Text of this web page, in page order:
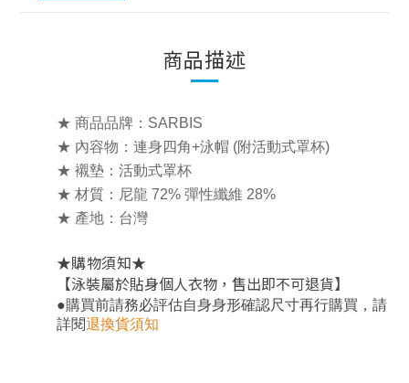
商品描述
★ 商品品牌：SARBIS
★ 內容物：連身四角+泳帽 (附活動式罩杯)
★ 襯墊：活動式罩杯
★ 材質：尼龍 72% 彈性纖維 28%
★ 產地：台灣
★購物須知★
【泳裝屬於貼身個人衣物，售出即不可退貨】
●購買前請務必評估自身身形確認尺寸再行購買 ， 請
詳閱退換貨須知